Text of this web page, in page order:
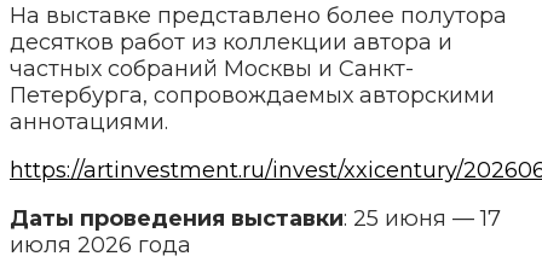
На выставке представлено более полутора
десятков работ из коллекции автора и
частных собраний Москвы и Санкт-
Петербурга, сопровождаемых авторскими
аннотациями.
https://artinvestment.ru/invest/xxicentury/
Даты проведения выставки: 25 июня — 17
июля 2026 года